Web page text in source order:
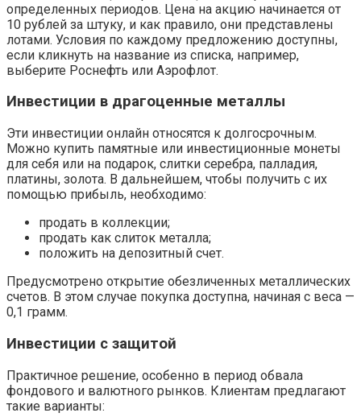
определенных периодов. Цена на акцию начинается от
10 рублей за штуку, и как правило, они представлены
лотами. Условия по каждому предложению доступны,
если кликнуть на название из списка, например,
выберите Роснефть или Аэрофлот.
Инвестиции в драгоценные металлы
Эти инвестиции онлайн относятся к долгосрочным.
Можно купить памятные или инвестиционные монеты
для себя или на подарок, слитки серебра, палладия,
платины, золота. В дальнейшем, чтобы получить с их
помощью прибыль, необходимо:
продать в коллекции;
продать как слиток металла;
положить на депозитный счет.
Предусмотрено открытие обезличенных металлических
счетов. В этом случае покупка доступна, начиная с веса —
0,1 грамм.
Инвестиции с защитой
Практичное решение, особенно в период обвала
фондового и валютного рынков. Клиентам предлагают
такие варианты: